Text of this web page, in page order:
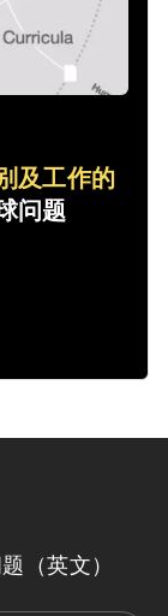
及工作的
问题
（英文）